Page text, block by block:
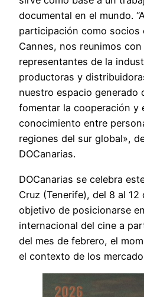
documental en el mundo.
participación como socios
Cannes, nos reunimos
representantes de la
productoras y
nuestro espacio generado
fomentar la cooperación y
conocimiento entre
regiones del sur global»,
DOCanarias.
DOCanarias se celebra
Cruz (Tenerife), del 8 al
objetivo de posicionarse
internacional del cine a
del mes de febrero, el
el contexto de los